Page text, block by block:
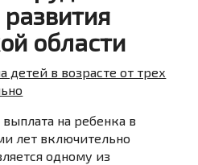
области
детей в возрасте от трех
на ребенка в
лет включительно
одному из